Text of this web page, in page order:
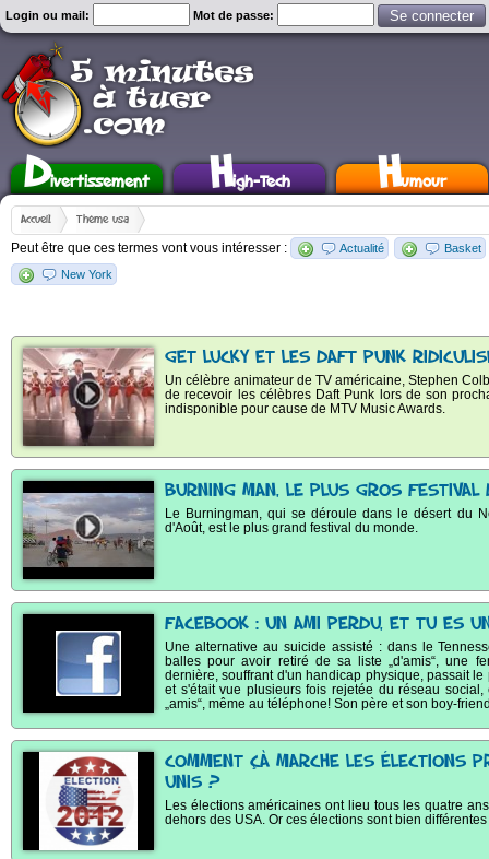
Login ou mail: Mot de passe:
Divertissement High-Tech Humour
Accueil Thème usa
Peut être que ces termes vont vous intéresser : Actualité
Basket
New York
GET LUCKY ET LES DAFT PUNK
Un célèbre animateur de TV américaine, Stephen
de recevoir les célèbres Daft Punk lors de son
indisponible pour cause de MTV Music Awards.
BURNING MAN, LE PLUS GROS FESTIVAL
Le Burningman, qui se déroule dans le désert du
d'Août, est le plus grand festival du monde.
FACEBOOK : UN AMI PERDU, ET TU ES
Une alternative au suicide assisté : dans le
balles pour avoir retiré de sa liste „d'amis“, une
dernière, souffrant d'un handicap physique, passait
et s'était vue plusieurs fois rejetée du réseau
„amis“, même au téléphone! Son père et son boy-
COMMENT ÇÀ MARCHE LES ÉLECTIONS
UNIS ?
Les élections américaines ont lieu tous les quatre
dehors des USA. Or ces élections sont bien